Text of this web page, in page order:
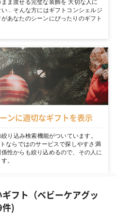
ま渡せる完璧な装飾を 大切な人に
… そんな方にはギフトコンシェルジ
あなたのシーンにぴったりのギフト
ンに適切なギフトを表示
り込み検索機能がついています。
ならではのサービスで探しやすさ満
性からも絞り込めるので、その人に
。
フト（ベビーケアグッ
件)